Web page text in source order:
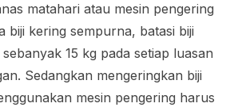
matahari atau mesin pengering
biji kering sempurna, batasi biji
15 kg pada setiap luasan
Sedangkan mengeringkan biji
mesin pengering harus